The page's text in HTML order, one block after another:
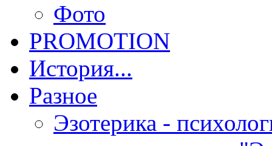
Фото
PROMOTION
История...
Разное
Эзотерика -